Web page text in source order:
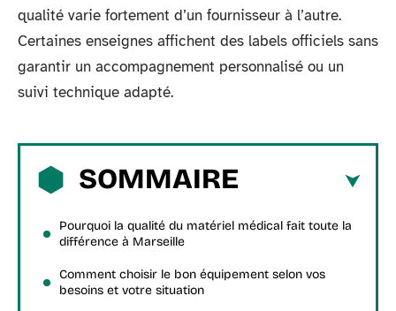
qualité varie fortement d’un fournisseur à l’autre.
Certaines enseignes affichent des labels officiels sans
garantir un accompagnement personnalisé ou un
suivi technique adapté.
SOMMAIRE
Pourquoi la qualité du matériel médical fait toute la
différence à Marseille
Comment choisir le bon équipement selon vos
besoins et votre situation